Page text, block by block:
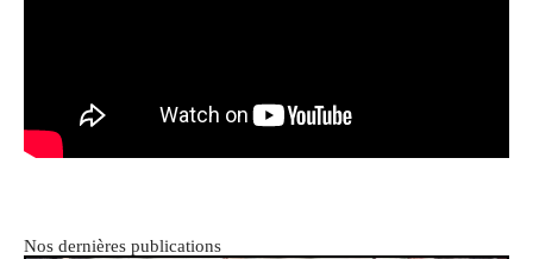
Nos dernières publications